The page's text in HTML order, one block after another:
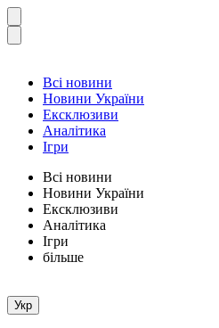
Всі новини
Новини України
Ексклюзиви
Аналітика
Ігри
Всі новини
Новини України
Ексклюзиви
Аналітика
Ігри
більше
Укр